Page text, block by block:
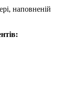
наповненій